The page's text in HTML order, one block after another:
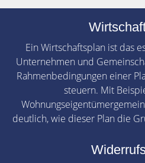
Ein Wirtschaftsplan ist das
Unternehmen und
Rahmenbedingungen einer
steuern. Mit
deutlich, wie dieser Plan die